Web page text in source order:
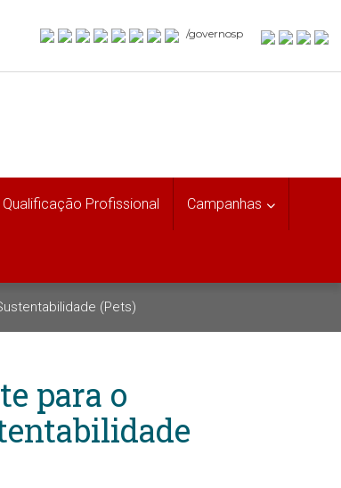
/governosp
Qualificação Profissional Campanhas
(Pets)
para o